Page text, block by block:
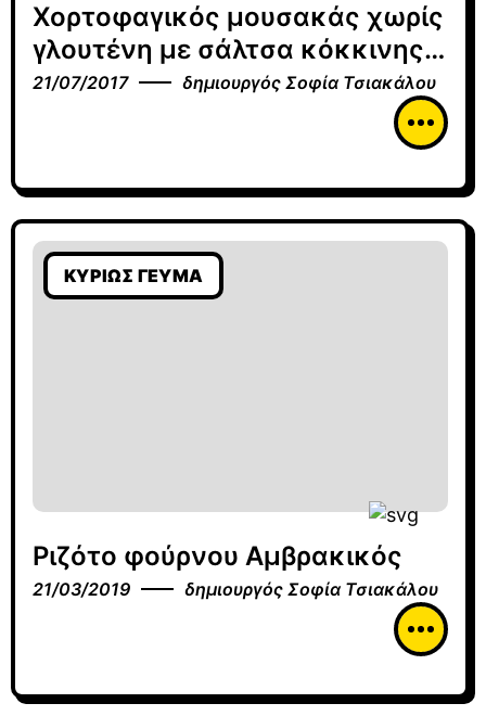
Χορτοφαγικός μουσακάς χωρίς
γλουτένη με σάλτσα κόκκινης
πιπεριάς
21/07/2017 δημιουργός Σοφία Τσιακάλου
ΚΥΡΊΩΣ ΓΕΎΜΑ
Ριζότο φούρνου Αμβρακικός
21/03/2019 δημιουργός Σοφία Τσιακάλου